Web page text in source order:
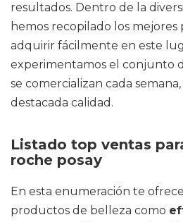
resultados. Dentro de la
hemos recopilado los mejores
adquirir fácilmente en este
experimentamos el conjunto
se comercializan cada
destacada calidad.
Listado top ventas
roche posay
En esta enumeración te
productos de belleza como